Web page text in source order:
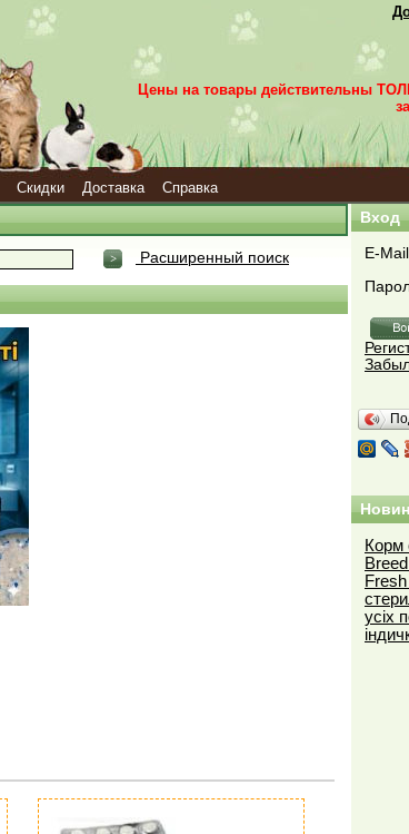
Цены на товары действительны
Скидки Доставка Справка
Расширенный поиск
Вход
E-
Корм
усіх